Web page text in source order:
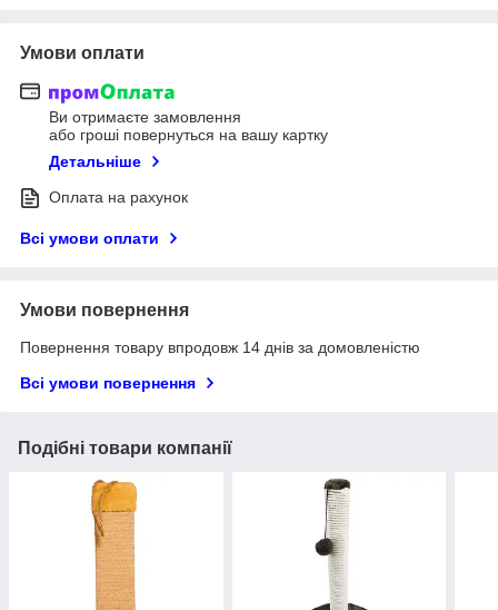
Умови оплати
Ви отримаєте замовлення
або гроші повернуться на вашу картку
Детальніше
Оплата на рахунок
Всі умови оплати
Умови повернення
Повернення товару впродовж 14 днів за домовленістю
Всі умови повернення
Подібні товари компанії